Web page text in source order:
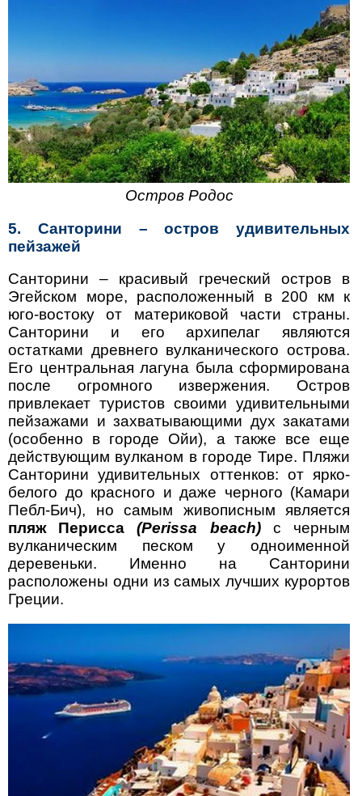
Остров Родос
5. Санторини – остров удивительных
пейзажей
Санторини – красивый греческий остров в
Эгейском море, расположенный в 200 км к
юго-востоку от материковой части страны.
Санторини и его архипелаг являются
остатками древнего вулканического острова.
Его центральная лагуна была сформирована
после огромного извержения. Остров
привлекает туристов своими удивительными
пейзажами и захватывающими дух закатами
(особенно в городе Ойи), а также все еще
действующим вулканом в городе Тире. Пляжи
Санторини удивительных оттенков: от ярко-
белого до красного и даже черного (Камари
Пебл-Бич), но самым живописным является
пляж Перисса
(Perissa beach) с черным
вулканическим песком у одноименной
деревеньки. Именно на Санторини
расположены одни из самых лучших курортов
Греции.